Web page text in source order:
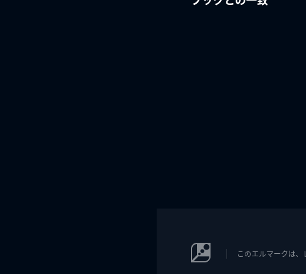
このエルマークは